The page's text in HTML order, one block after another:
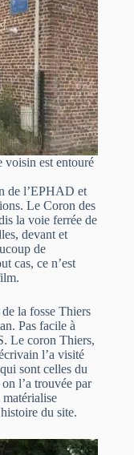
voisin est entouré
de l’EPHAD et
Le Coron des
la voie ferrée de
devant et
de
cas, ce n’est
la fosse Thiers
Pas facile à
Le coron Thiers,
l’a visité
sont celles du
l’a trouvée par
du site.